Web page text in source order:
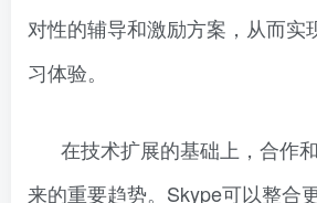
对性的辅导和激励方案，从而实
习体验。
在技术扩展的基础上，合作
来的重要趋势。Skype可以整合